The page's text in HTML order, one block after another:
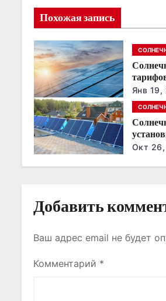
и
я
п
о
з
а
п
с
я
м
Похожая запись
годы
Янв 19,
Окт
Добавить
Ваш адрес email не будет
Комментарий *